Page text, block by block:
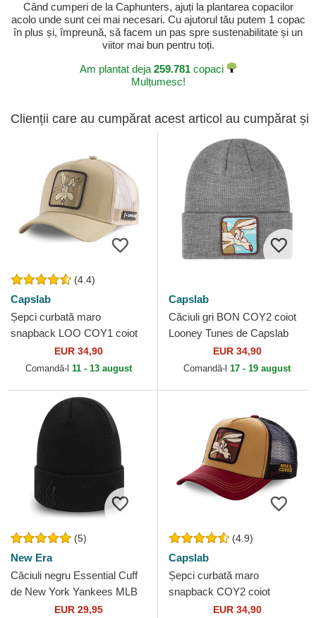
Când cumperi de la Caphunters, ajuți la plantarea copacilor
acolo unde sunt cei mai necesari. Cu ajutorul tău putem 1 copac
în plus și, împreună, să facem un pas spre sustenabilitate și un
viitor mai bun pentru toți.
Am plantat deja 259.781copaci
Mulțumesc!
Clienții care au cumpărat acest articol au cumpărat și
(4.4)
Capslab
Șepci curbată maro
snapback LOO COY1 coiot
Looney Tunes de Capslab
EUR 34,90
Comandă-l 11 - 13 august
Capslab
Căciuli gri BON COY2 coiot
Looney Tunes de Capslab
EUR 34,90
Comandă-l 17 - 19 august
(5)
New Era
Căciuli negru Essential Cuff
de New York Yankees MLB
de New EraEUR 29,95
(4.9)
Capslab
Șepci curbată maro
snapback COY2 coiot
Looney Tunes de Capslab
EUR 34,90